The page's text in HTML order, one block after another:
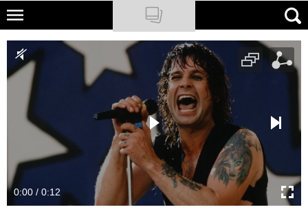
Skip
main
content
NATIONAL GEOGRAPHIC
TRAVELER
PODCASTY
Newsletter
Cuda Polski
0:00 / 0:12